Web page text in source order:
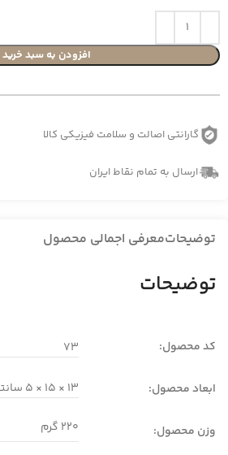
افزودن به سبد خرید
گارانتی اصالت و سلامت فیزیکی کالا
ارسال به تمام نقاط ایران
توضیحاتمعرفی اجمالی محصول
توضیحات
کد محصول:
ابعاد محصول:
وزن محصول:
73
13 × 15 × 5 سانتی‌متر
220 گرم